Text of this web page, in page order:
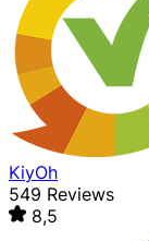
KiyOh
549 Reviews
8,5